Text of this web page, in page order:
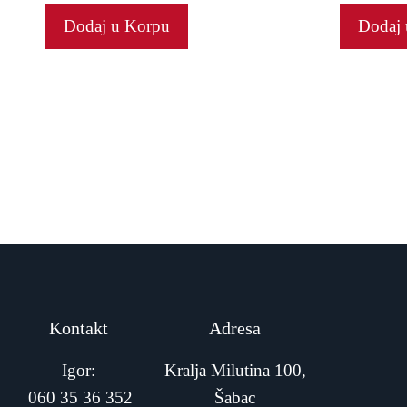
Dodaj u Korpu Dodaj
Kontakt
Igor:
060 35 36 352
Adresa
Kralja Milutina 100,
Šabac